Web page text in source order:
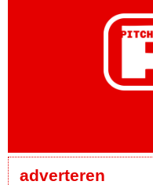
adverteren